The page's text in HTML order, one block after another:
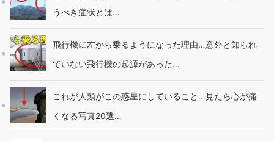
うべき症状とは…
飛行機に左から乗るようになった理由…意外と知られ
ていない飛行機の起源があった…
これが人類がこの惑星にしていること…見たら心が痛
くなる写真20選…